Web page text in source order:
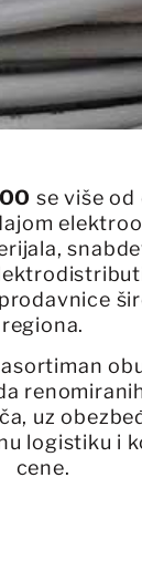
se više od
regiona.
uz
logistiku i
cene.